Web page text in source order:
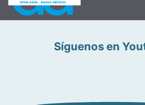
Síguenos en